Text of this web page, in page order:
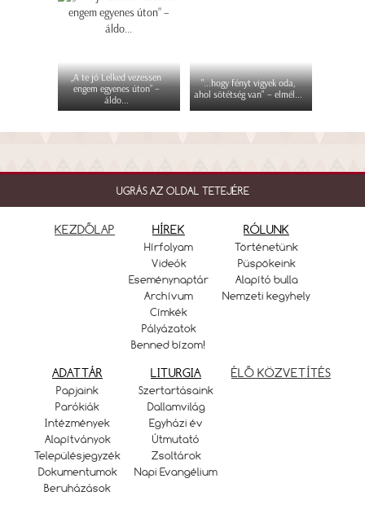
„A te jó Lelked vezessen
engem egyenes úton” –
áldo...
"...hogy fényt vigyek oda,
ahol sötétség van" – elmél...
UGRÁS AZ OLDAL TETEJÉRE
KEZDŐLAP HÍREK
Hírfolyam
Videók
Eseménynaptár
Archívum
Címkék
Pályázatok
Benned bízom!
RÓLUNK
Történetünk
Püspökeink
Alapító bulla
Nemzeti kegyhely
ADATTÁR
Papjaink
Parókiák
Intézmények
Alapítványok
Településjegyzék
Dokumentumok
Beruházások
LITURGIA
Szertartásaink
Dallamvilág
Egyházi év
Útmutató
Zsoltárok
Napi Evangélium
ÉLŐ KÖZVETÍTÉS